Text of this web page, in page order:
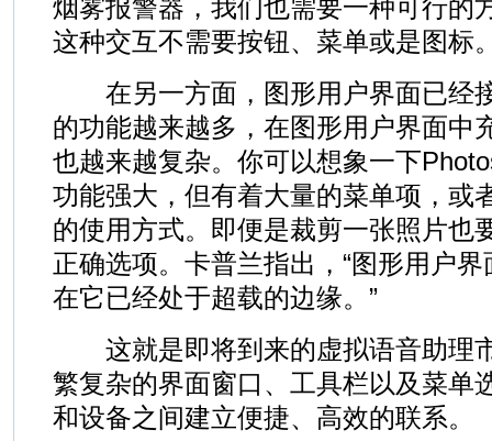
烟雾报警器，我们也需要一种可行的
这种交互不需要按钮、菜单或是图标
在另一方面，图形用户界面已经
的功能越来越多，在图形用户界面中
也越来越复杂。你可以想象一下
功能强大，但有着大量的菜单项，或
的使用方式。即便是裁剪一张照片也
正确选项。卡普兰指出，“图形用户
在它已经处于超载的边缘。”
这就是即将到来的虚拟语音助理
繁复杂的界面窗口、工具栏以及菜单
和设备之间建立便捷、高效的联系。